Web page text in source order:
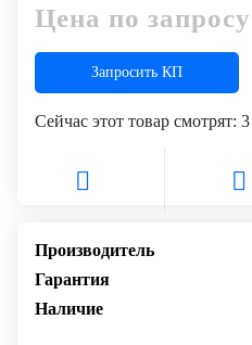
Цена по запросу
Запросить КП
Сейчас этот товар смотрят: 3
Производитель
Гарантия
Наличие